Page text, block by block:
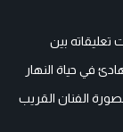
تعليقاته بين
في حياة النهار
الفنان القريب